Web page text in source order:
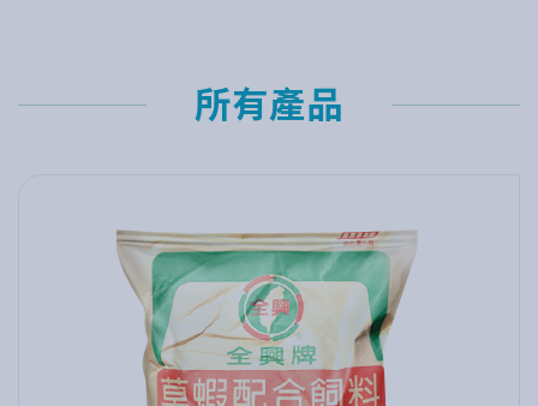
所有產品